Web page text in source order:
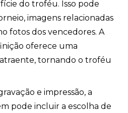
do troféu. Isso pode
imagens relacionadas
fotos dos vencedores. A
oferece uma
tornando o troféu
e impressão, a
pode incluir a escolha de